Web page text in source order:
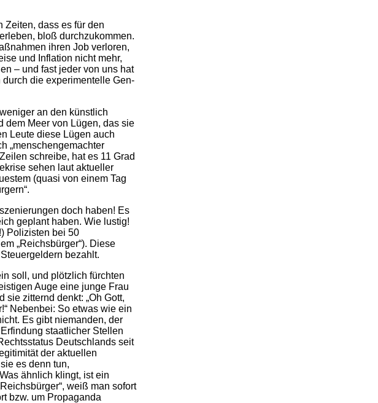
Zeiten, dass es für den
bloß durchzukommen.
ihren Job verloren,
und Inflation nicht mehr,
– und fast jeder von uns hat
die experimentelle Gen-
an den künstlich
dem Meer von Lügen, das sie
Leute diese Lügen auch
„menschengemachter
schreibe, hat es 11 Grad
sehen laut aktueller
(quasi von einem Tag
doch haben! Es
geplant haben. Wie lustig!
Polizisten bei 50
„Reichsbürger“). Diese
bezahlt.
soll, und plötzlich fürchten
Auge eine junge Frau
zitternd denkt: „Oh Gott,
Nebenbei: So etwas wie ein
Es gibt niemanden, der
staatlicher Stellen
Deutschlands seit
der aktuellen
es denn tun,
ähnlich klingt, ist ein
weiß man sofort
bzw. um Propaganda